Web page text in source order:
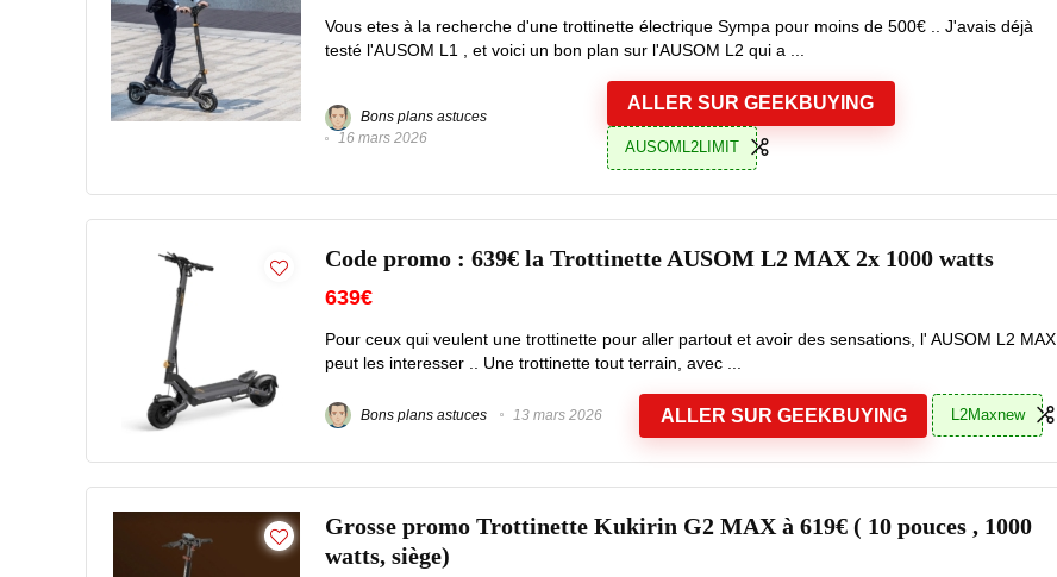
Vous etes à la recherche d'une trottinette électrique Sympa pour moins de 500€ .. J'avais déjà
testé l'AUSOM L1 , et voici un bon plan sur l'AUSOM L2 qui a ...
Bons plans astuces
16 mars 2026
ALLER SUR GEEKBUYING
AUSOML2LIMIT
Code promo : 639€ la Trottinette AUSOM L2 MAX 2x 1000 watts
639€
Pour ceux qui veulent une trottinette pour aller partout et avoir des sensations, l' AUSOM L2 MAX
peut les interesser .. Une trottinette tout terrain, avec ...
Bons plans astuces 13 mars 2026 ALLER SUR GEEKBUYING L2Maxnew
Grosse promo Trottinette Kukirin G2 MAX à 619€ ( 10 pouces , 1000
watts, siège)